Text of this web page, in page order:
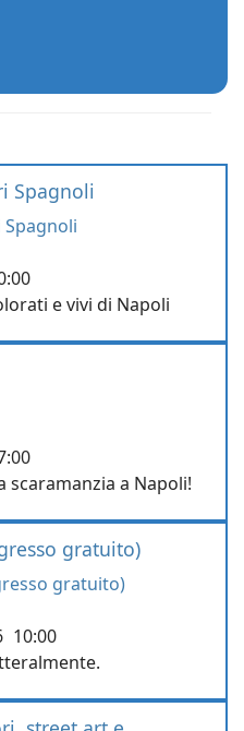
Spagnoli
e vivi di Napoli
a Napoli!
gratuito)
10:00